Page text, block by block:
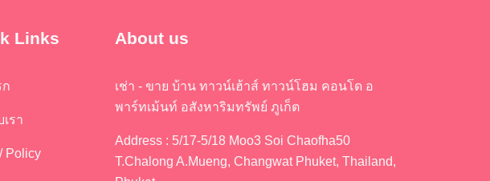
Links
เรา
Policy
About us
เช่า - ขาย บ้าน ทาวน์เฮ้าส์ ทาวน์โฮม คอนโด อ
พาร์ทเม้นท์ อสังหาริมทรัพย์ ภูเก็ต
Address : 5/17-5/18 Moo3 Soi Chaofha50
T.Chalong A.Mueng, Changwat Phuket, Thailand,